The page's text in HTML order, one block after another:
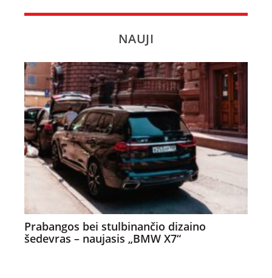
NAUJI
Prabangos bei stulbinančio dizaino
šedevras – naujasis „BMW X7“